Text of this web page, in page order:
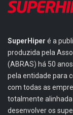
SuperHiper é a
produzida pela
(ABRAS) há 50
pela entidade para
com todas as
totalmente
desenvolver os